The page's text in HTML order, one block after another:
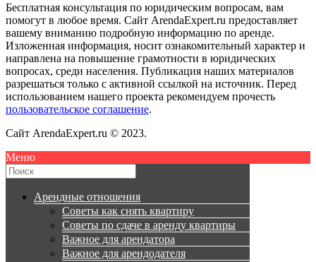
Бесплатная консультация по юридическим вопросам, вам
помогут в любое время. Сайт ArendaExpert.ru предоставляет
вашему вниманию подробную информацию по аренде.
Изложенная информация, носит ознакомительный характер и
направлена на повышение грамотности в юридических
вопросах, среди населения. Публикация наших материалов
разрешаться только с активной ссылкой на источник. Перед
использованием нашего проекта рекомендуем прочесть
пользовательское соглашение.
Сайт ArendaExpert.ru © 2023.
Меню
Арендные отношения
Советы как снять квартиру
Советы по сдаче в аренду квартиры
Важное для арендатора
Важное для арендодателя